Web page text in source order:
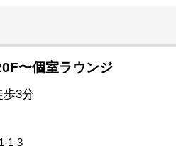
〜個室ラウンジ
3分
1-3